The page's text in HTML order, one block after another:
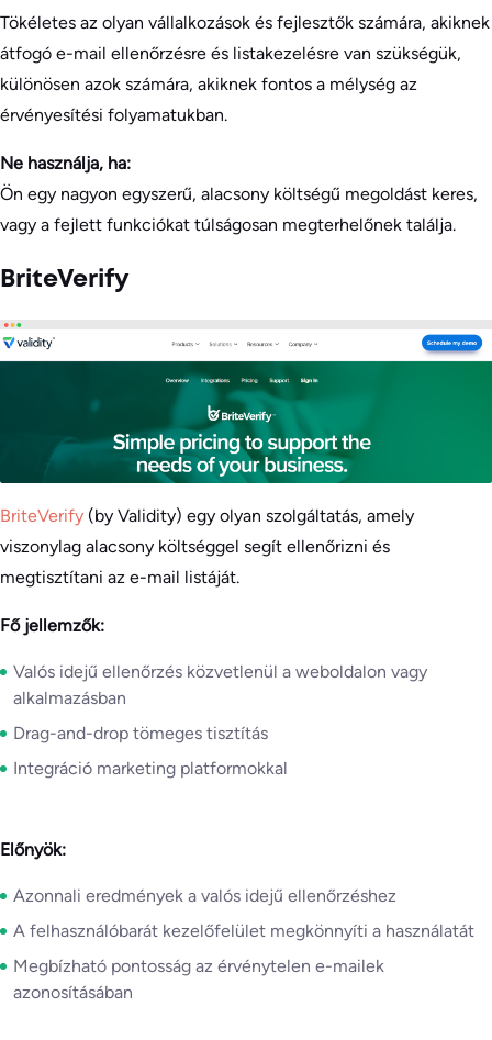
Tökéletes az olyan vállalkozások és fejlesztők számára, akiknek
átfogó e-mail ellenőrzésre és listakezelésre van szükségük,
különösen azok számára, akiknek fontos a mélység az
érvényesítési folyamatukban.
Ne használja, ha:
Ön egy nagyon egyszerű, alacsony költségű megoldást keres,
vagy a fejlett funkciókat túlságosan megterhelőnek találja.
BriteVerify
BriteVerify (by Validity) egy olyan szolgáltatás, amely
viszonylag alacsony költséggel segít ellenőrizni és
megtisztítani az e-mail listáját.
Fő jellemzők:
Valós idejű ellenőrzés közvetlenül a weboldalon vagy
alkalmazásban
Drag-and-drop tömeges tisztítás
Integráció marketing platformokkal
Előnyök:
Azonnali eredmények a valós idejű ellenőrzéshez
A felhasználóbarát kezelőfelület megkönnyíti a használatát
Megbízható pontosság az érvénytelen e-mailek
azonosításában